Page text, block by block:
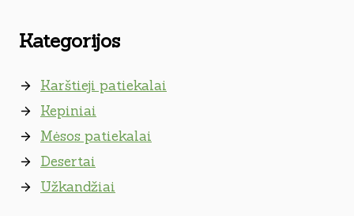
Kategorijos
Karštieji patiekalai
Kepiniai
Mėsos patiekalai
Desertai
Užkandžiai